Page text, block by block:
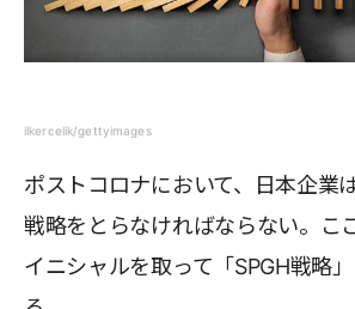
ilkercelik/gettyimages
ポストコロナにおいて、日本企業
戦略をとらなければならない。こ
イニシャルを取って「SPGH戦略